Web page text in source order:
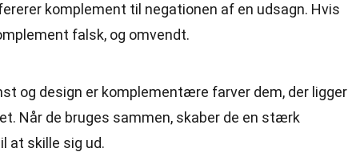
komplement til negationen af en udsagn. Hvis
falsk, og omvendt.
og design er komplementære farver dem, der ligger
Når de bruges sammen, skaber de en stærk
at skille sig ud.